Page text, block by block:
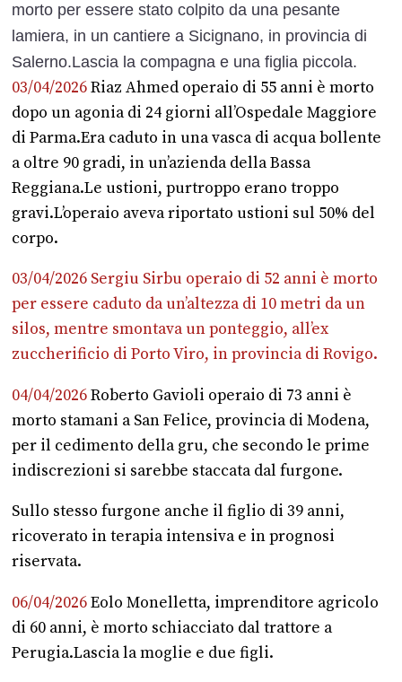
morto per essere stato colpito da una pesante
lamiera, in un cantiere a Sicignano, in provincia di
Salerno.Lascia la compagna e una figlia piccola.
03/04/2026Riaz Ahmed operaio di 55 anni è morto
dopo un agonia di 24 giorni all’Ospedale Maggiore
di Parma.Era caduto in una vasca di acqua bollente
a oltre 90 gradi, in un’azienda della Bassa
Reggiana.Le ustioni, purtroppo erano troppo
gravi.L’operaio aveva riportato ustioni sul 50% del
corpo.
03/04/2026 Sergiu Sirbu operaio di 52 anni è morto
per essere caduto da un’altezza di 10 metri da un
silos, mentre smontava un ponteggio, all’ex
zuccherificio di Porto Viro, in provincia di Rovigo.
04/04/2026Roberto Gavioli operaio di 73 anni è
morto stamani a San Felice, provincia di Modena,
per il cedimento della gru, che secondo le prime
indiscrezioni si sarebbe staccata dal furgone.
Sullo stesso furgone anche il figlio di 39 anni,
ricoverato in terapia intensiva e in prognosi
riservata.
06/04/2026Eolo Monelletta, imprenditore agricolo
di 60 anni, è morto schiacciato dal trattore a
Perugia.Lascia la moglie e due figli.